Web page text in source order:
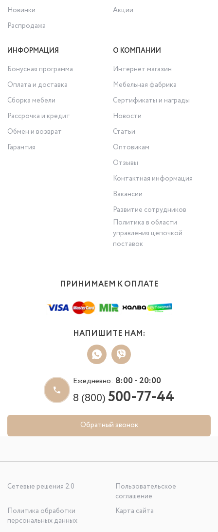
Новинки
Акции
Распродажа
ИНФОРМАЦИЯ
Бонусная программа
Оплата и доставка
Сборка мебели
Рассрочка и кредит
Обмен и возврат
Гарантия
О КОМПАНИИ
Интернет магазин
Мебельная фабрика
Сертификаты и награды
Новости
Статьи
Оптовикам
Отзывы
Контактная информация
Вакансии
Развитие сотрудников
Политика в области
управления цепочкой
поставок
ПРИНИМАЕМ К ОПЛАТЕ
НАПИШИТЕ НАМ:
Ежедневно: 8:00 - 20:00
8 (800)500-77-44
Обратный звонок
Сетевые решения 2.0
Пользовательское
соглашение
Политика обработки
персональных данных
Карта сайта